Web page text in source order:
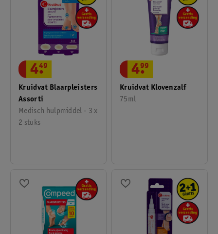
Kruidvat Blaarpleisters
Assorti
Medisch hulpmiddel - 3 x
2 stuks
4.
49
Kruidvat Klovenzalf
75ml
4.
99